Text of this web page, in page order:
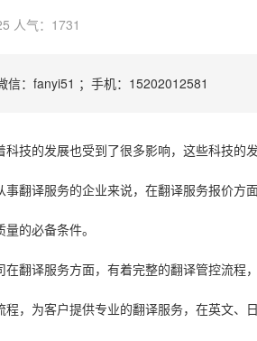
人气：1731
信：fanyi51 ；手机：15202012581
科技的发展也受到了很多影响，这些科技的
事翻译服务的企业来说，在翻译服务报价
的必备条件。
在翻译服务方面，有着完整的翻译管控流
程，为客户提供专业的翻译服务，在英文